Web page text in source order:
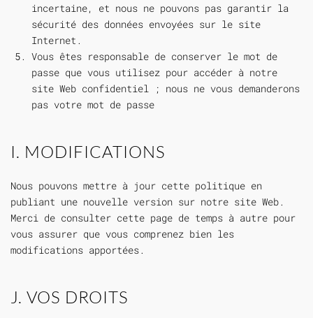
incertaine, et nous ne pouvons pas garantir la
sécurité des données envoyées sur le site
Internet.
Vous êtes responsable de conserver le mot de
passe que vous utilisez pour accéder à notre
site Web confidentiel ; nous ne vous demanderons
pas votre mot de passe
I. MODIFICATIONS
Nous pouvons mettre à jour cette politique en
publiant une nouvelle version sur notre site Web.
Merci de consulter cette page de temps à autre pour
vous assurer que vous comprenez bien les
modifications apportées.
J. VOS DROITS